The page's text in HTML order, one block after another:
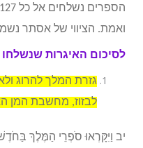
ואמת. הציווי של אסתר
לסיכום האיגרות שנשלחו
גזרת המלך להרוג
לבזוז, מחשבת המן
יב וַיִּקָּרְאוּ סֹפְרֵי הַמֶּלֶךְ